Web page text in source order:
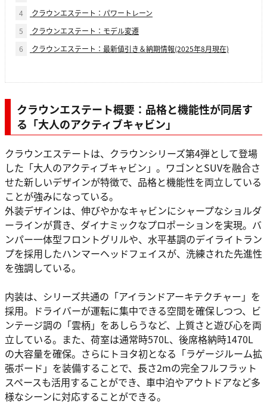
4
クラウンエステート：パワートレーン
5
クラウンエステート：モデル変遷
6
クラウンエステート：最新値引き＆納期情報(2025年8月現在)
クラウンエステート概要：品格と機能性が同居す
る「大人のアクティブキャビン」
クラウンエステートは、クラウンシリーズ第4弾として登場
した「大人のアクティブキャビン」。ワゴンとSUVを融合さ
せた新しいデザインが特徴で、品格と機能性を両立している
ことが強みになっている。
外装デザインは、伸びやかなキャビンにシャープなショルダ
ーラインが貫き、ダイナミックなプロポーションを実現。バ
ンパー一体型フロントグリルや、水平基調のデイライトラン
プを採用したハンマーヘッドフェイスが、洗練された先進性
を強調している。
内装は、シリーズ共通の「アイランドアーキテクチャー」を
採用。ドライバーが運転に集中できる空間を確保しつつ、ビ
ンテージ調の「雲柄」をあしらうなど、上質さと遊び心を両
立している。また、荷室は通常時570L、後席格納時1470L
の大容量を確保。さらにトヨタ初となる「ラゲージルーム拡
張ボード」を装備することで、長さ2mの完全フルフラット
スペースも活用することができ、車中泊やアウトドアなど多
様なシーンに対応することができる。